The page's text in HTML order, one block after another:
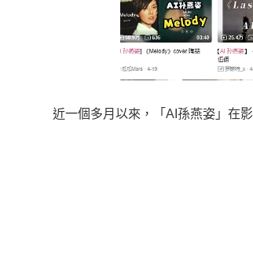
近一個多月以來，「AI孫燕姿」在